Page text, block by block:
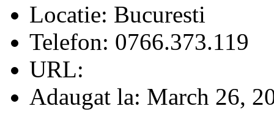
Locatie: Bucuresti
Telefon: 0766.373.119
URL:
Adaugat la: March 26,